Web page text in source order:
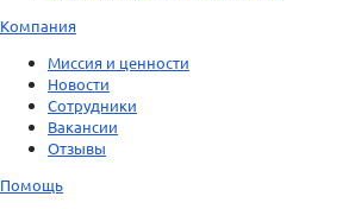
Компания
Миссия и ценности
Новости
Сотрудники
Вакансии
Отзывы
Помощь